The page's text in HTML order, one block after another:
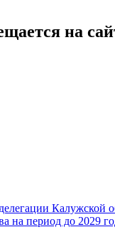
на
на период до 2029